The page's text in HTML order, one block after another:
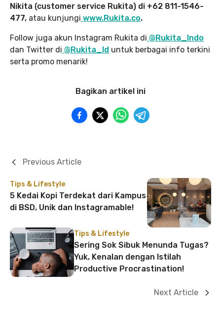
Nikita (customer service Rukita) di +62 811-1546-
477, atau kunjungi www.Rukita.co.
Follow juga akun Instagram Rukita di @Rukita_Indo
dan Twitter di @Rukita_Id untuk berbagai info terkini
serta promo menarik!
Bagikan artikel ini
Tips & Lifestyle
5 Kedai Kopi Terdekat dari Kampus
di BSD, Unik dan Instagramable!
Previous Article
Tips & Lifestyle
Sering Sok Sibuk Menunda Tugas?
Yuk, Kenalan dengan Istilah
Productive Procrastination!
Next Article